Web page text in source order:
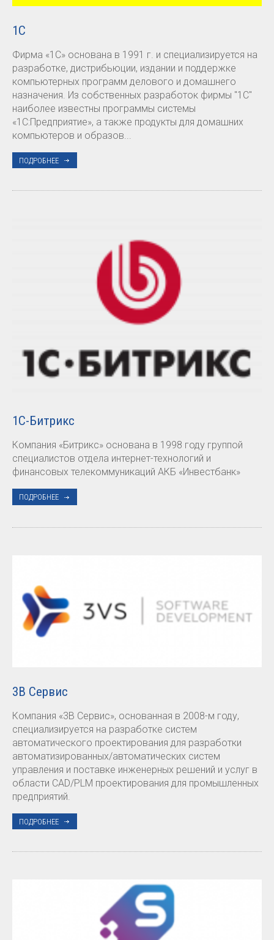
1С
Фирма «1С» основана в 1991 г. и специализируется на
разработке, дистрибьюции, издании и поддержке
компьютерных программ делового и домашнего
назначения. Из собственных разработок фирмы "1С"
наиболее известны программы системы
«1С:Предприятие», а также продукты для домашних
компьютеров и образов...
ПОДРОБНЕЕ
1С-Битрикс
Компания «Битрикс» основана в 1998 году группой
специалистов отдела интернет-технологий и
финансовых телекоммуникаций АКБ «Инвестбанк»
ПОДРОБНЕЕ
3В Сервис
Компания «3В Сервис», основанная в 2008-м году,
специализируется на разработке систем
автоматического проектирования для разработки
автоматизированных/автоматических систем
управления и поставке инженерных решений и услуг в
области CAD/PLM проектирования для промышленных
предприятий.
ПОДРОБНЕЕ